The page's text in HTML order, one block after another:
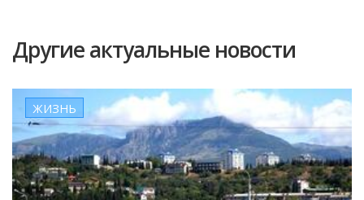
Другие актуальные новости
ЖИЗНЬ